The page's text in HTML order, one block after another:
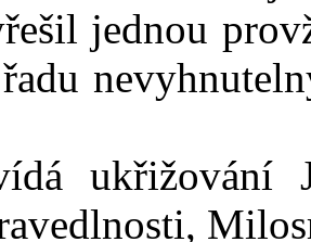
jednou
ukřižování